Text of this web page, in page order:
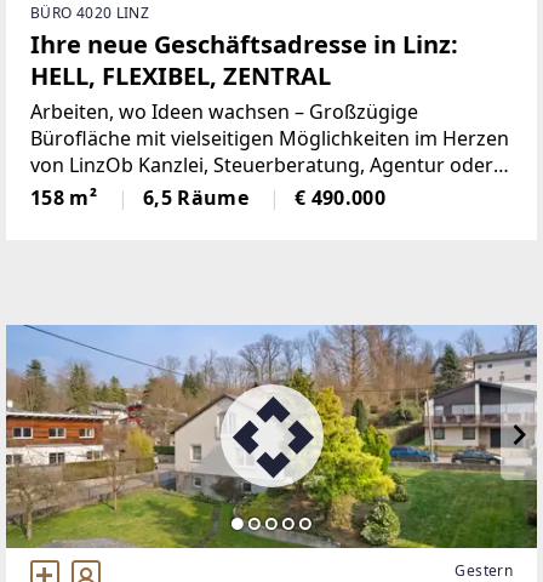
BÜRO 4020 LINZ
Ihre neue Geschäftsadresse in Linz:
HELL, FLEXIBEL, ZENTRAL
Arbeiten, wo Ideen wachsen – Großzügige
Bürofläche mit vielseitigen Möglichkeiten im Herzen
von LinzOb Kanzlei, Steuerberatung, Agentur oder
Beratungsunternehmen – diese helle Bürofläche
bietet mit rund 158 m² den perfekten Rahmen für
158 m² 6,5 Räume € 490.000
Gestern